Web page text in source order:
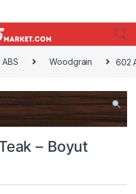
ABS Woodgrain 602
– Boyut